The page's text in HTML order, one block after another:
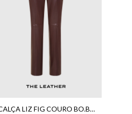
CALÇA LIZ FIG COURO BO.BÔ FEMININA